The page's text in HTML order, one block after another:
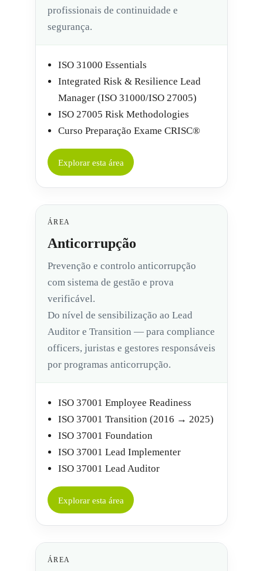
profissionais de continuidade e
segurança.
ISO 31000 Essentials
Integrated Risk & Resilience Lead
Manager (ISO 31000/ISO 27005)
ISO 27005 Risk Methodologies
Curso Preparação Exame CRISC®
Explorar esta área
ÁREA
Anticorrupção
Prevenção e controlo anticorrupção
com sistema de gestão e prova
verificável.
Do nível de sensibilização ao Lead
Auditor e Transition — para compliance
officers, juristas e gestores responsáveis
por programas anticorrupção.
ISO 37001 Employee Readiness
ISO 37001 Transition (2016 → 2025)
ISO 37001 Foundation
ISO 37001 Lead Implementer
ISO 37001 Lead Auditor
Explorar esta área
ÁREA